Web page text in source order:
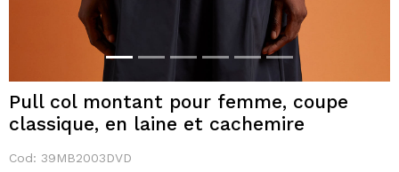
Pull col montant pour femme, coupe
classique, en laine et cachemire
Cod: 39MB2003DVD